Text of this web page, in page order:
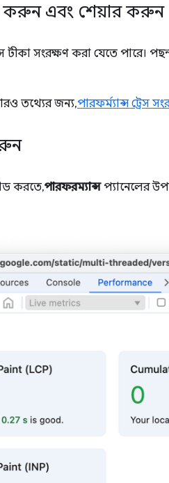
করুন এবং শেয়ার করুন
টীকা সংরক্ষণ করা যেতে পারে।
তথ্যের জন্য,পারফর্ম্যান্স ট্রেস
করতে,পারফরম্যান্সপ্যানেলের